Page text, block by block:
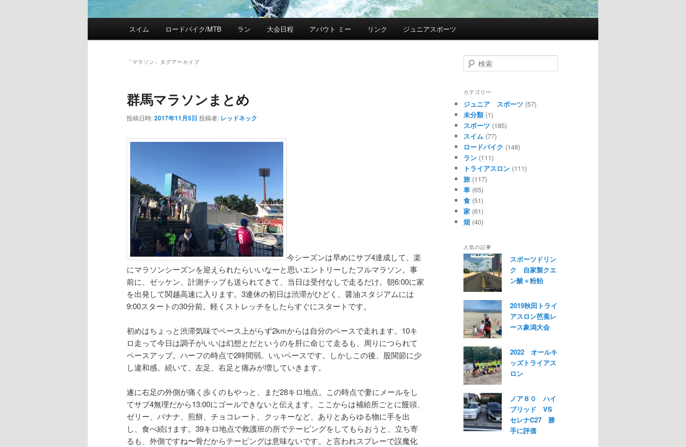
メ
コ
ン
ツ
へ
移
動
サ
ン
ツ
へ
移
動
スイム ロードバイク/MTB ラン 大会日程 アバウト ミー リンク ジュニアスポーツ
「マラソン 」タグアーカイブ
群馬マラソンまとめ
投稿日時:2017年11月5日 投稿者: レッドネック
今シーズンは早めにサブ4達成して、楽
にマラソンシーズンを迎えられたらいいなーと思いエントリーしたフルマラソン。事
前に、ゼッケン、計測チップも送られてきて、当日は受付なしで走るだけ。朝6:00に家
を出発して関越高速に入ります。3連休の初日は渋滞がひどく、醤油スタジアムには
9:00スタートの30分前。軽くストレッチをしたらすぐにスタートです。
初めはちょっと渋滞気味でペース上がらず2kmからは自分のペースで走れます。10キ
ロ走って今日は調子がいいは幻想とだというのを肝に命じて走るも、周りにつられて
ペースアップ。ハーフの時点で2時間弱。いいペースです。しかしこの後、股関節に少
し違和感。続いて、左足、右足と痛みが増していきます。
遂に右足の外側が痛く歩くのもやっと、まだ28キロ地点。この時点で妻にメールをし
てサブ4無理だから13:00にゴールできないと伝えます。ここからは補給所ごとに饅頭、
ゼリー、バナナ、煎餅、チョコレート、クッキーなど、ありとあらゆる物に手を出
し、食べ続けます。39キロ地点で救護班の所でテーピングをしてもらおうと、立ち寄
るも、外側ですね〜骨だからテーピングは意味ないです。と言われスプレーで誤魔化
検
索
カテゴリー
ジュニア スポーツ (57)
未分類(1)
スポーツ (185)
スイム (77)
ロードバイク (148)
ラン (111)
トライアスロン (111)
旅 (117)
車 (65)
食 (51)
家 (61)
畑 (40)
人気の記事
スポーツドリン
ク 自家製クエ
ン酸＋粉飴
2019秋田トライ
アスロン芭蕉レ
ース象潟大会
2022 オールキ
ッズトライアス
ロン
ノア８０ ハイ
ブリッド VS
セレナC27 勝
手に評価